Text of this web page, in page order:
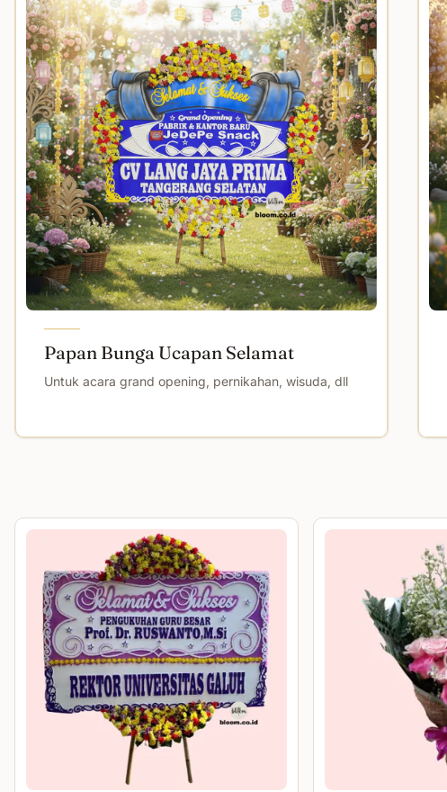
Papan Bunga Ucapan Selamat
Untuk acara grand opening, pernikahan, wisuda, dll